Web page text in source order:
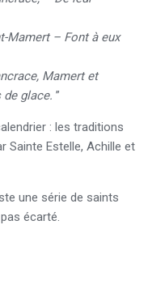
Mamert – Font à eux
Mamert et
glace. ”
: les traditions
Sainte Estelle, Achille et
une série de saints
écarté.